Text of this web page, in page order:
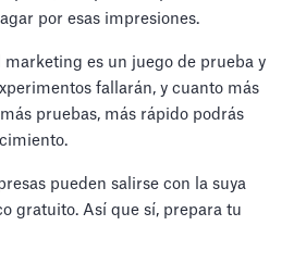
por esas impresiones.
marketing es un juego de prueba y
fallarán, y cuanto más
pruebas, más rápido podrás
pueden salirse con la suya
gratuito. Así que sí, prepara tu